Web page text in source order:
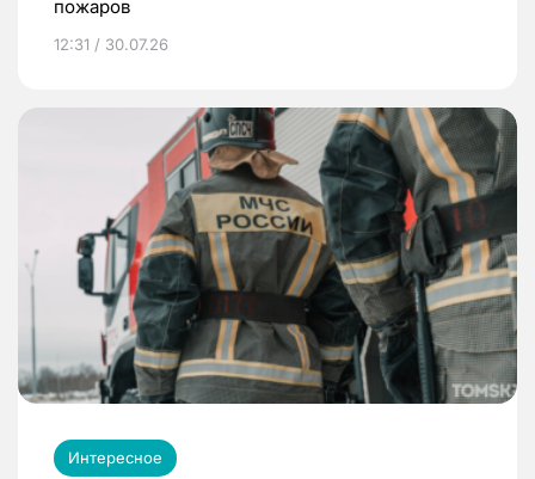
пожаров
12:31 / 30.07.26
Интересное